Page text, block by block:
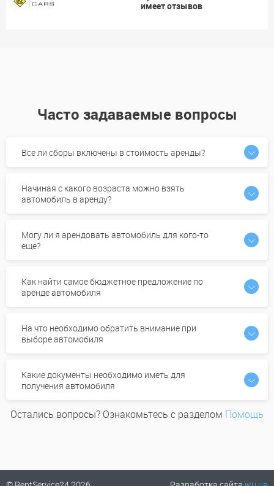
имеет отзывов
Часто задаваемые вопросы
Все ли сборы включены в стоимость аренды?
Начиная с какого возраста можно взять
автомобиль в аренду?
Могу ли я арендовать автомобиль для кого-то
еще?
Как найти самое бюджетное предложение по
аренде автомобиля
На что необходимо обратить внимание при
выборе автомобиля
Какие документы необходимо иметь для
получения автомобиля
Остались вопросы? Ознакомьтесь с разделом Помощь